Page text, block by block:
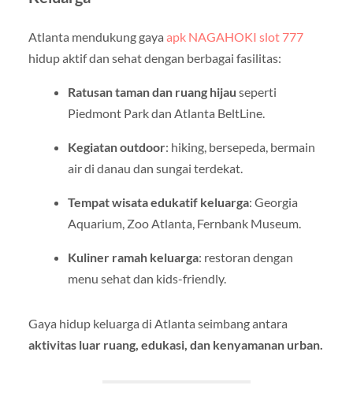
Atlanta mendukung gaya apk NAGAHOKI slot 777
hidup aktif dan sehat dengan berbagai fasilitas:
Ratusan taman dan ruang hijau seperti
Piedmont Park dan Atlanta BeltLine.
Kegiatan outdoor: hiking, bersepeda, bermain
air di danau dan sungai terdekat.
Tempat wisata edukatif keluarga: Georgia
Aquarium, Zoo Atlanta, Fernbank Museum.
Kuliner ramah keluarga: restoran dengan
menu sehat dan kids-friendly.
Gaya hidup keluarga di Atlanta seimbang antara
aktivitas luar ruang, edukasi, dan kenyamanan urban.